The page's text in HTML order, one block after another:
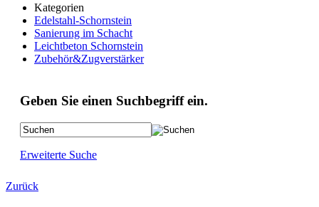
Kategorien
Edelstahl-Schornstein
Sanierung im Schacht
Leichtbeton Schornstein
Zubehör&Zugverstärker
Geben Sie einen Suchbegriff ein.
Erweiterte Suche
Zurück